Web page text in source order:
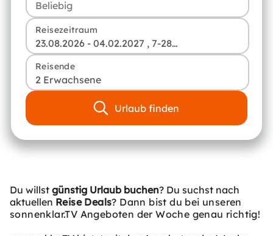
Reisezeitraum
23.08.2026 - 04.02.2027 , 7-28 Tage
Reisende
2 Erwachsene
Urlaub finden
Du willst günstig Urlaub buchen? Du suchst nach
aktuellen Reise Deals? Dann bist du bei unseren
sonnenklar.TV Angeboten der Woche genau richtig!